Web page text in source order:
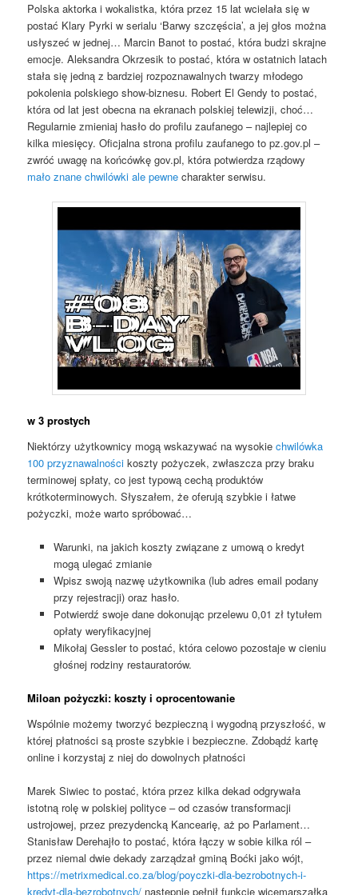
Polska aktorka i wokalistka, która przez 15 lat wcielała się w
postać Klary Pyrki w serialu ‘Barwy szczęścia’, a jej głos można
usłyszeć w jednej… Marcin Banot to postać, która budzi skrajne
emocje. Aleksandra Okrzesik to postać, która w ostatnich latach
stała się jedną z bardziej rozpoznawalnych twarzy młodego
pokolenia polskiego show-biznesu. Robert El Gendy to postać,
która od lat jest obecna na ekranach polskiej telewizji, choć…
Regularnie zmieniaj hasło do profilu zaufanego – najlepiej co
kilka miesięcy. Oficjalna strona profilu zaufanego to pz.gov.pl –
zwróć uwagę na końcówkę gov.pl, która potwierdza rządowy
mało znane chwilówki ale pewne charakter serwisu.
w 3 prostych
Niektórzy użytkownicy mogą wskazywać na wysokiechwilówka
100 przyznawalności koszty pożyczek, zwłaszcza przy braku
terminowej spłaty, co jest typową cechą produktów
krótkoterminowych. Słyszałem, że oferują szybkie i łatwe
pożyczki, może warto spróbować…
Warunki, na jakich koszty związane z umową o kredyt
mogą ulegać zmianie
Wpisz swoją nazwę użytkownika (lub adres email podany
przy rejestracji) oraz hasło.
Potwierdź swoje dane dokonując przelewu 0,01 zł tytułem
opłaty weryfikacyjnej
Mikołaj Gessler to postać, która celowo pozostaje w cieniu
głośnej rodziny restauratorów.
Miloan pożyczki: koszty i oprocentowanie
Wspólnie możemy tworzyć bezpieczną i wygodną przyszłość, w
której płatności są proste szybkie i bezpieczne. Zdobądź kartę
online i korzystaj z niej do dowolnych płatności
Marek Siwiec to postać, która przez kilka dekad odgrywała
istotną rolę w polskiej polityce – od czasów transformacji
ustrojowej, przez prezydencką Kancearię, aż po Parlament…
Stanisław Derehajło to postać, która łączy w sobie kilka ról –
przez niemal dwie dekady zarządzał gminą Boćki jako wójt,
https://metrixmedical.co.za/blog/poyczki-dla-bezrobotnych-i-
kredyt-dla-bezrobotnych/ następnie pełnił funkcję wicemarszałka